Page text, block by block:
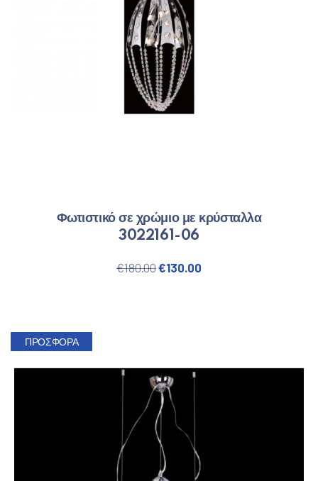
Φωτιστικό σε χρώμιο με κρύσταλλα
3022161-06
€180.00Original price was: €180.00.
€130.00
ΠΡΟΣΦΟΡΆ